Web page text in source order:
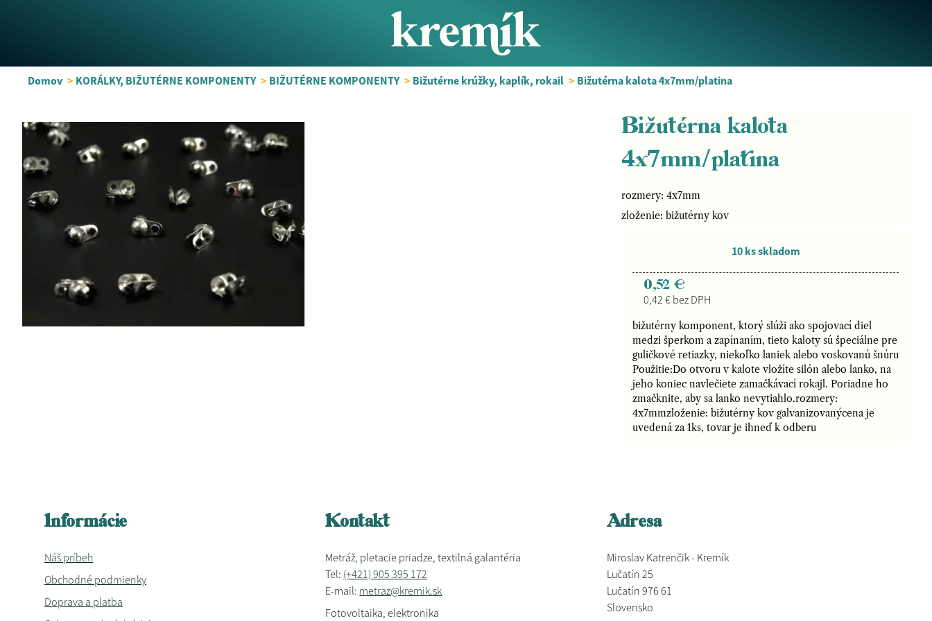
Domov > KORÁLKY, BIŽUTÉRNE KOMPONENTY > BIŽUTÉRNE KOMPONENTY > Bižutérne krúžky, kaplík, rokail > Bižutérna kalota 4x7mm/platina
Bižutérna kalota
4x7mm/platina
rozmery: 4x7mm
zloženie: bižutérny kov
10 ks skladom
0,52 €
0,42 € bez DPH
bižutérny komponent, ktorý slúži ako spojovací diel
medzi šperkom a zapínaním, tieto kaloty sú špeciálne pre
guličkové retiazky, niekoľko laniek alebo voskovanú šnúru
Použitie:Do otvoru v kalote vložíte silón alebo lanko, na
jeho koniec navlečiete zamačkávací rokajl. Poriadne ho
zmačknite, aby sa lanko nevytiahlo.rozmery:
4x7mmzloženie: bižutérny kov galvanizovanýcena je
uvedená za 1ks, tovar je ihneď k odberu
Informácie
Náš príbeh
Obchodné podmienky
Doprava a platba
Kontakt
Metráž, pletacie priadze, textilná galantéria
Tel: (+421) 905 395 172
E-mail: metraz@kremik.sk
Fotovoltaika, elektronika
Adresa
Miroslav Katrenčik - Kremík
Lučatín 25
Lučatín 976 61
Slovensko